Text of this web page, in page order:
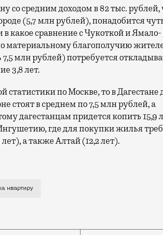
со средним доходом в 82 тыс.
(5,7 млн рублей), понадобится
какое сравнение с Чукоткой и Ямало-
материальному благополучию
млн рублей) потребуется
3,8 лет.
статистики по Москве, то в Дагестане
стоят в среднем по 7,5 млн рублей, а
дагестанцам придется копить 15,9
где для покупки жилья
а также Алтай (12,2 лет).
который провел исследование,
квартиру